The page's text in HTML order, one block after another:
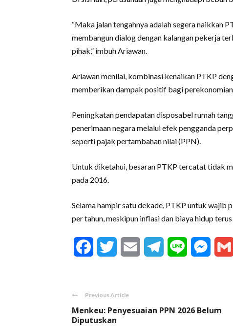
“Maka jalan tengahnya adalah segera naikkan
membangun dialog dengan kalangan pekerja
pihak,” imbuh Ariawan.
Ariawan menilai, kombinasi kenaikan PTKP
memberikan dampak positif bagi perekonomian
Peningkatan pendapatan disposabel rumah
penerimaan negara melalui efek pengganda
seperti pajak pertambahan nilai (PPN).
Untuk diketahui, besaran PTKP tercatat tidak
pada 2016.
Selama hampir satu dekade, PTKP untuk wajib
per tahun, meskipun inflasi dan biaya hidup
FacebookTwitter Email Telegram
Line
Previous Article
Menkeu: Penyesuaian PPN 2026 Belum
Diputuskan